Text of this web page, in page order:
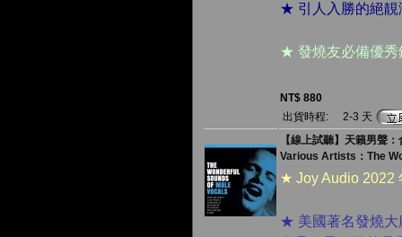
★ 引人入勝的絕靚
★ 發燒友必備優秀
NT$ 880
出貨時程:
2-3 天
【線上試聽】天籟男聲
Various Artists：The
★ Joy Audio 2022
★ 美國著名發燒大